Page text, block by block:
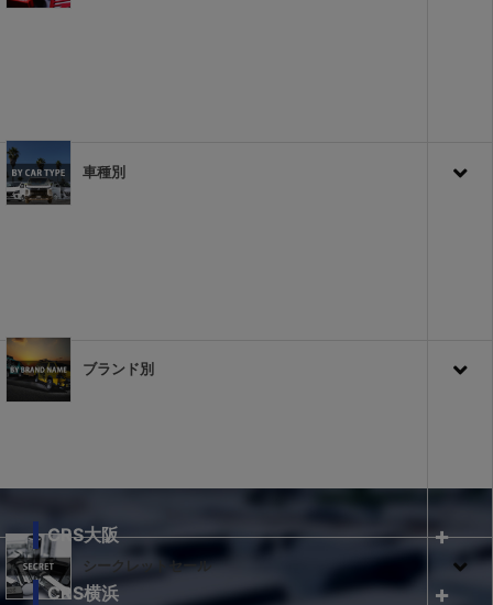
車種別
ブランド別
シークレットセール
CRS大阪
CRS横浜